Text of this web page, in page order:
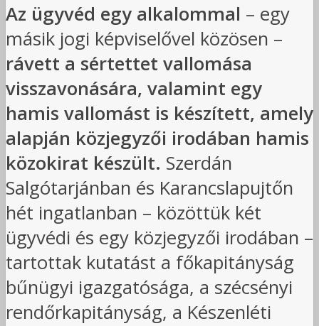
Az ügyvéd egy alkalommal – egy
másik jogi képviselővel közösen –
rávett a sértettet vallomása
visszavonására, valamint egy
hamis vallomást is készített, amely
alapján közjegyzői irodában hamis
közokirat készült. Szerdán
Salgótarjánban és Karancslapujtőn
hét ingatlanban – közöttük két
ügyvédi és egy közjegyzői irodában –
tartottak kutatást a főkapitányság
bűnügyi igazgatósága, a szécsényi
rendőrkapitányság, a Készenléti